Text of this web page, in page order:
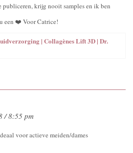
krijg nooit samples en ik ben
een ❤️ Voor Catrice!
| Collagènes Lift 3D | Dr.
/ 8:55 pm
voor actieve meiden/dames